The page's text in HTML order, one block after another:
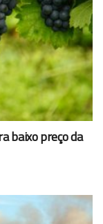
baixo preço da